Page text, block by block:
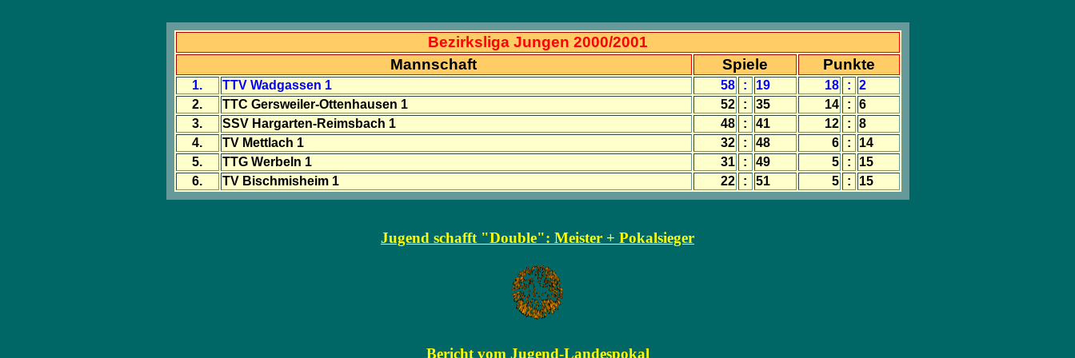
Bezirksliga Jungen 2000/2001
Mannschaft
Spiele Punkte
1. TTV Wadgassen 1 58 : 19 18 :
2
2.
TTC Gersweiler-Ottenhausen 1 52 : 35 14 :
6
3.
SSV Hargarten-Reimsbach 1 48 : 41 12 :
8
4.
TV Mettlach 1 32 : 48 6 :
14
5.
TTG Werbeln 1 31 : 49 5 :
15
6.
TV Bischmisheim 1 22 : 51 5 : 15
Jugend schafft "Double": Meister + Pokalsieger
Bericht vom Jugend-Landespokal